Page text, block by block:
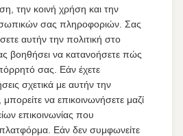
την κοινή χρήση και την
σας πληροφοριών. Σας
αυτήν την πολιτική στο
βοηθήσει να κατανοήσετε πώς
σας. Εάν έχετε
σχετικά με αυτήν την
να επικοινωνήσετε μαζί
επικοινωνίας που
Εάν δεν συμφωνείτε